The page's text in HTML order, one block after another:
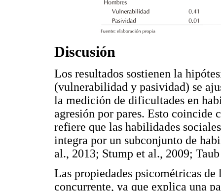
Discusión
Los resultados sostienen la
(vulnerabilidad y pasividad) se
la medición de dificultades en
agresión por pares. Esto coincide
refiere que las habilidades
integra por un subconjunto de
al., 2013; Stump et al., 2009;
Las propiedades psicométricas
concurrente, ya que explica una